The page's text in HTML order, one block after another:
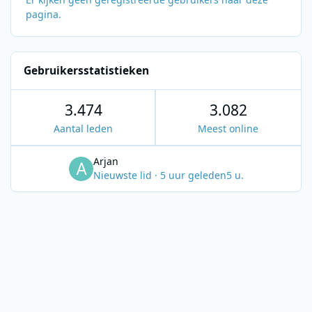
pagina.
Gebruikersstatistieken
3.474
Aantal leden
3.082
Meest online
Arjan
Nieuwste lid · 5 uur geleden5 u.